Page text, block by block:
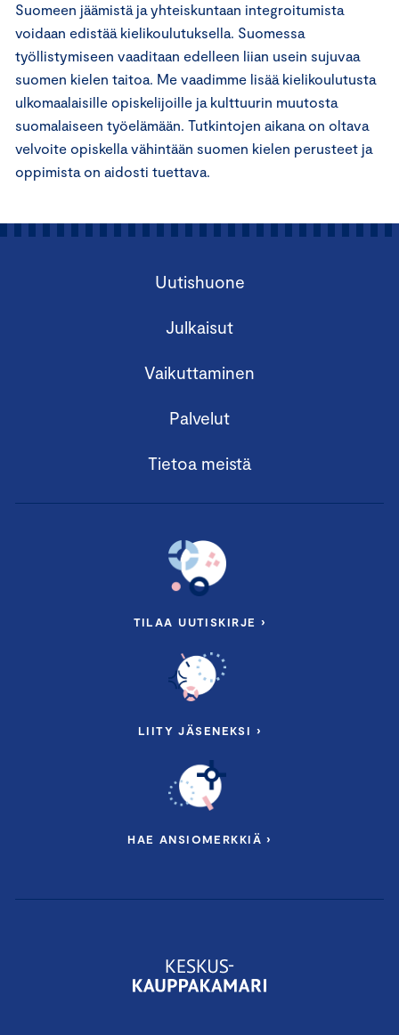
Suomeen jäämistä ja yhteiskuntaan integroitumista
voidaan edistää kielikoulutuksella. Suomessa
työllistymiseen vaaditaan edelleen liian usein sujuvaa
suomen kielen taitoa. Me vaadimme lisää kielikoulutusta
ulkomaalaisille opiskelijoille ja kulttuurin muutosta
suomalaiseen työelämään. Tutkintojen aikana on oltava
velvoite opiskella vähintään suomen kielen perusteet ja
oppimista on aidosti tuettava.
Uutishuone
Julkaisut
Vaikuttaminen
Palvelut
Tietoa meistä
TILAA UUTISKIRJE ›
LIITY JÄSENEKSI ›
HAE ANSIOMERKKIÄ ›